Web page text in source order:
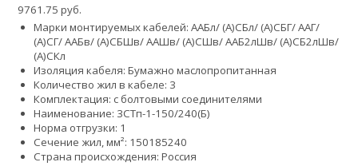
9761.75 руб.
Марки монтируемых кабелей: ААБл/ (А)СБл/ (А)СБГ/ ААГ/
(А)СГ/ ААБв/ (А)СБШв/ ААШв/ (А)СШв/ ААБ2лШв/ (А)СБ2лШв/
(А)СКл
Изоляция кабеля: Бумажно маслопропитанная
Количество жил в кабеле: 3
Комплектация: с болтовыми соединителями
Наименование: 3СТп-1-150/240(Б)
Норма отгрузки: 1
Сечение жил, мм²: 150185240
Страна происхождения: Россия